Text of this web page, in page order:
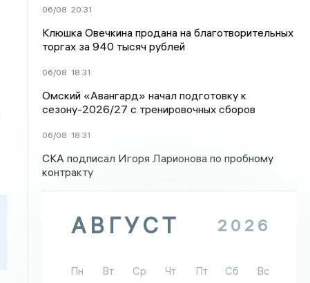
06/08 20:31
Клюшка Овечкина продана на благотворительных
торгах за 940 тысяч рублей
06/08 18:31
Омский «Авангард» начал подготовку к
сезону-2026/27 с тренировочных сборов
06/08 18:31
СКА подписал Игоря Ларионова по пробному
контракту
АВГУСТ 2026
Пн Вт Ср Чт Пт Сб
Вс